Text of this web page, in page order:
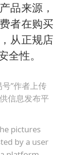
品来源，
者在购买
从正规店
性。
”作者上传
信息发布平
pictures
by a user